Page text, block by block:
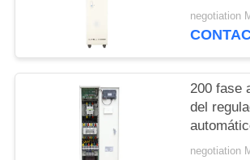
PFC de
negotiation
200 fase
del
con el
negotiation